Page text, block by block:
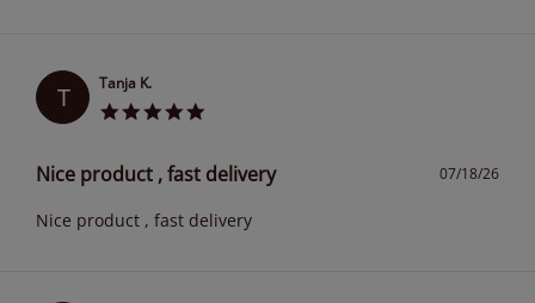
T Tanja K.
07/18/26
Nice product , fast delivery
Nice product , fast delivery